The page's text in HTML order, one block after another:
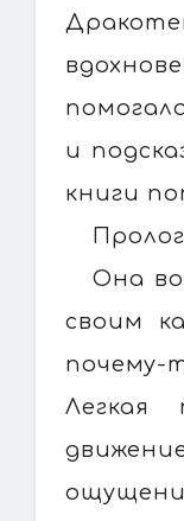
и
книги
Пролог
Она
своим
Легкая